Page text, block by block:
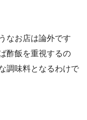
なお店は論外です
酢飯を重視するの
調味料となるわけで